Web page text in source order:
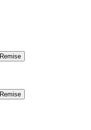
Remise
Remise